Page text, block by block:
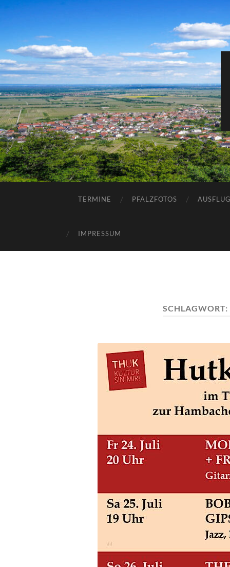
TERMINE PFALZFOTOS
IMPRESSUM
SCHLAGWORT: